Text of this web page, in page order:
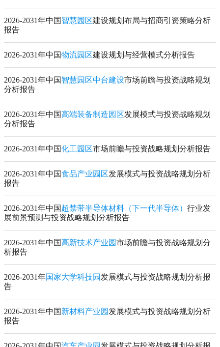
2026-2031年中国 智慧园区建设规划布局与招商引资策略分析
报告
2026-2031年中国物流园区建设规划与经营模式分析报告
2026-2031年中国 智慧园区中台建设市场前瞻与投资战略规划
分析报告
2026-2031年中国高端装备制造园区发展模式与投资战略规划
分析报告
2026-2031年中国化工园区市场前瞻与投资战略规划分析报告
2026-2031年中国食品产业园区发展模式与投资战略规划分析
报告
2026-2031年中国 超禁带半导体材料（下一代半导体） 行业发
展前景预测与投资战略规划分析报告
2026-2031年中国高新技术产业园市场前瞻与投资战略规划分
析报告
2026-2031年国家大学科技园 发展模式与投资战略规划分析报
告
2026-2031年中国 新材料产业园 发展模式与投资战略规划分析
报告